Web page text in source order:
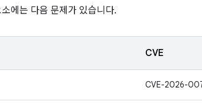
에는 다음 문제가 있습니다.
CVE
CVE-2026-